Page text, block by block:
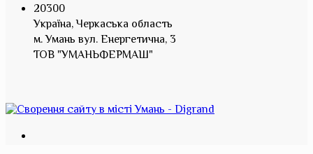
20300
Україна, Черкаська область
м. Умань вул. Енергетична, 3
ТОВ "УМАНЬФЕРМАШ"